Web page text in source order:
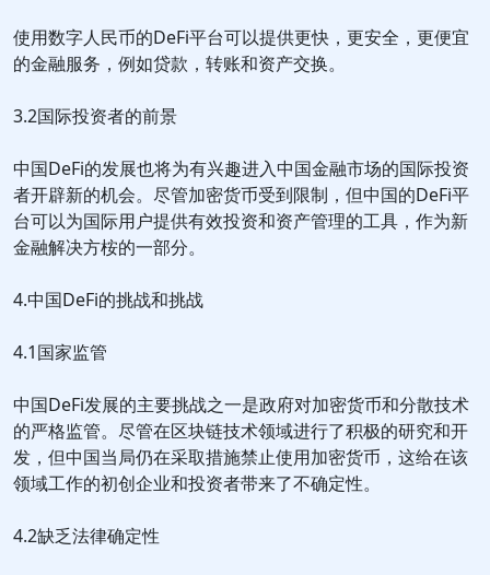
使用数字人民币的DeFi平台可以提供更快，更安全，更便宜
的金融服务，例如贷款，转账和资产交换。
3.2国际投资者的前景
中国DeFi的发展也将为有兴趣进入中国金融市场的国际投资
者开辟新的机会。尽管加密货币受到限制，但中国的DeFi平
台可以为国际用户提供有效投资和资产管理的工具，作为新
金融解决方桉的一部分。
4.中国DeFi的挑战和挑战
4.1国家监管
中国DeFi发展的主要挑战之一是政府对加密货币和分散技术
的严格监管。尽管在区块链技术领域进行了积极的研究和开
发，但中国当局仍在采取措施禁止使用加密货币，这给在该
领域工作的初创企业和投资者带来了不确定性。
4.2缺乏法律确定性